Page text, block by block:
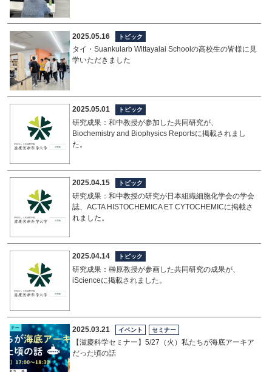
2025.05.16 トピック
タイ・Suankularb Wittayalai Schoolの高校生の皆様に見
学いただきました
2025.05.01 トピック
研究成果：和中教授が参加した共同研究が、
Biochemistry and Biophysics Reportsに掲載されまし
た。
2025.04.15 トピック
研究成果：和中教授の研究が日本組織細胞化学会の学会
誌、ACTA HISTOCHEMICA ET CYTOCHEMICに掲載さ
れました。
2025.04.14 トピック
研究成果：榊原教授が参画した共同研究の成果が、
iScienceに掲載されました。
2025.03.21 イベント セミナー
【滋慶科学セミナー】5/27（火）私たちが海底アーキア
だった頃の話